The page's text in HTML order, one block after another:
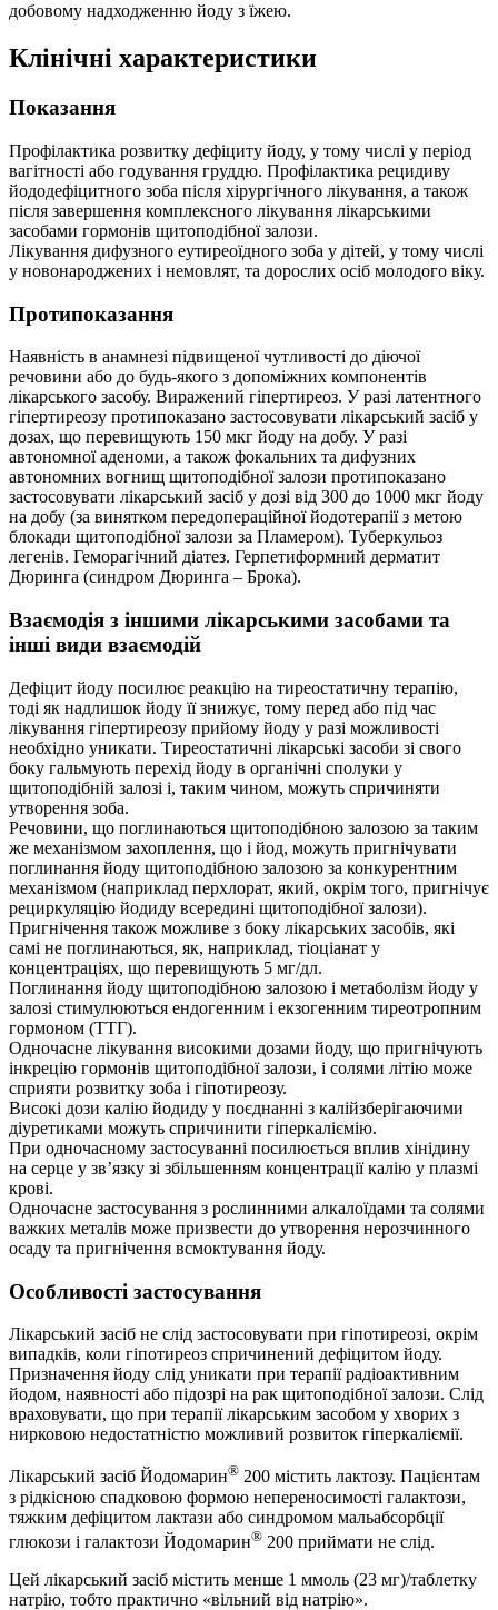
добовому надходженню йоду з їжею.
Клінічні характеристики
Показання
Профілактика розвитку дефіциту йоду, у тому числі у період
вагітності або годування груддю. Профілактика рецидиву
йододефіцитного зоба після хірургічного лікування, а також
після завершення комплексного лікування лікарськими
засобами гормонів щитоподібної залози.
Лікування дифузного еутиреоїдного зоба у дітей, у тому числі
у новонароджених і немовлят, та дорослих осіб молодого віку.
Протипоказання
Наявність в анамнезі підвищеної чутливості до діючої
речовини або до будь-якого з допоміжних компонентів
лікарського засобу. Виражений гіпертиреоз. У разі латентного
гіпертиреозу протипоказано застосовувати лікарський засіб у
дозах, що перевищують 150 мкг йоду на добу. У разі
автономної аденоми, а також фокальних та дифузних
автономних вогнищ щитоподібної залози протипоказано
застосовувати лікарський засіб у дозі від 300 до 1000 мкг йоду
на добу (за винятком передопераційної йодотерапії з метою
блокади щитоподібної залози за Пламером). Туберкульоз
легенів. Геморагічний діатез. Герпетиформний дерматит
Дюринга (синдром Дюринга – Брока).
Взаємодія з іншими лікарськими засобами та
інші види взаємодій
Дефіцит йоду посилює реакцію на тиреостатичну терапію,
тоді як надлишок йоду її знижує, тому перед або під час
лікування гіпертиреозу прийому йоду у разі можливості
необхідно уникати. Тиреостатичні лікарські засоби зі свого
боку гальмують перехід йоду в органічні сполуки у
щитоподібній залозі і, таким чином, можуть спричиняти
утворення зоба.
Речовини, що поглинаються щитоподібною залозою за таким
же механізмом захоплення, що і йод, можуть пригнічувати
поглинання йоду щитоподібною залозою за конкурентним
механізмом (наприклад перхлорат, який, окрім того, пригнічує
рециркуляцію йодиду всередині щитоподібної залози).
Пригнічення також можливе з боку лікарських засобів, які
самі не поглинаються, як, наприклад, тіоціанат у
концентраціях, що перевищують 5 мг/дл.
Поглинання йоду щитоподібною залозою і метаболізм йоду у
залозі стимулюються ендогенним і екзогенним тиреотропним
гормоном (ТТГ).
Одночасне лікування високими дозами йоду, що пригнічують
інкрецію гормонів щитоподібної залози, і солями літію може
сприяти розвитку зоба і гіпотиреозу.
Високі дози калію йодиду у поєднанні з калійзберігаючими
діуретиками можуть спричинити гіперкаліємію.
При одночасному застосуванні посилюється вплив хінідину
на серце у зв’язку зі збільшенням концентрації калію у плазмі
крові.
Одночасне застосування з рослинними алкалоїдами та солями
важких металів може призвести до утворення нерозчинного
осаду та пригнічення всмоктування йоду.
Особливості застосування
Лікарський засіб не слід застосовувати при гіпотиреозі, окрім
випадків, коли гіпотиреоз спричинений дефіцитом йоду.
Призначення йоду слід уникати при терапії радіоактивним
йодом, наявності або підозрі на рак щитоподібної залози. Слід
враховувати, що при терапії лікарським засобом у хворих з
нирковою недостатністю можливий розвиток гіперкаліємії.
Лікарський засіб Йодомарин® 200 містить лактозу. Пацієнтам
з рідкісною спадковою формою непереносимості галактози,
тяжким дефіцитом лактази або синдромом мальабсорбції
глюкози і галактози Йодомарин® 200 приймати не слід.
Цей лікарський засіб містить менше 1 ммоль (23 мг)/таблетку
натрію, тобто практично «вільний від натрію».